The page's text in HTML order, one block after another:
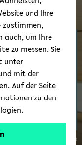
& stu­den­ti­
© Uni­ver­si­tät Bie­le­feld
und Ihre
zustimmen,
auch, um Ihre
zu messen. Sie
unter
mit der
Auf der Seite
zu den